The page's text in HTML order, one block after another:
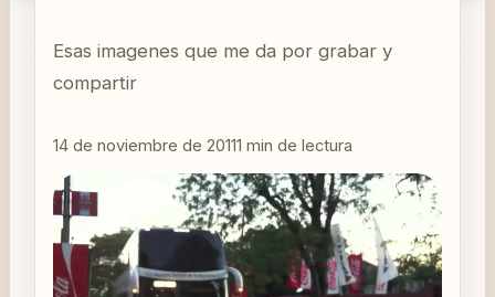
Esas imagenes que me da por grabar y
compartir
14 de noviembre de 20111 min de lectura